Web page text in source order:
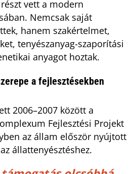
vett a modern
Nemcsak saját
hanem szakértelmet,
tenyészanyag-szaporítási
anyagot hoztak.
a fejlesztésekben
2006–2007 között a
Fejlesztési Projekt
az állam először nyújtott
állattenyésztéshez.